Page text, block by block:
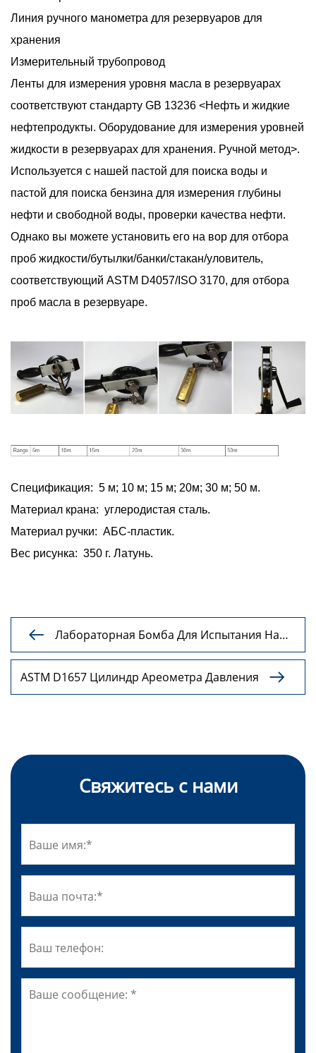
Линия ручного манометра для резервуаров для
хранения
Измерительный трубопровод
Ленты для измерения уровня масла в резервуарах
соответствуют стандарту GB 13236 <Нефть и жидкие
нефтепродукты. Оборудование для измерения уровней
жидкости в резервуарах для хранения. Ручной метод>.
Используется с нашей пастой для поиска воды и
пастой для поиска бензина для измерения глубины
нефти и свободной воды, проверки качества нефти.
Однако вы можете установить его на вор для отбора
проб жидкости/бутылки/банки/стакан/уловитель,
соответствующий ASTM D4057/ISO 3170, для отбора
проб масла в резервуаре.
Спецификация: 5 м; 10 м; 15 м; 20м; 30 м; 50 м.
Материал крана: углеродистая сталь.
Материал ручки: АБС-пластик.
Вес рисунка: 350 г. Латунь.

Лабораторная Бомба Для Испытания На
Коррозию Медных Полос
ASTM D1657 Цилиндр Ареометра Давления

Свяжитесь с нами